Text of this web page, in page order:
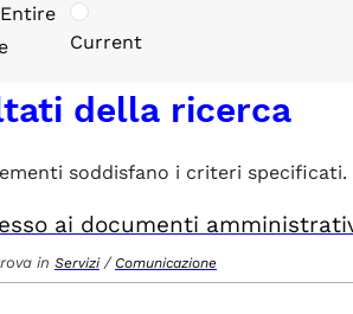
Entire
Current
della ricerca
soddisfano i criteri specificati.
ai documenti
in Servizi / Comunicazione